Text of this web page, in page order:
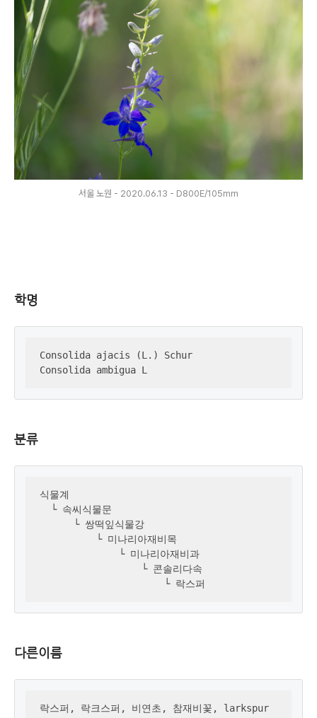
서울 노원 - 2020.06.13 - D800E/105mm
학명
Consolida ajacis (L.) Schur
Consolida ambigua L
분류
식물계
  └ 속씨식물문
      └ 쌍떡잎식물강
          └ 미나리아재비목
              └ 미나리아재비과
                  └ 콘솔리다속
                      └ 락스퍼
다른이름
락스퍼, 락크스퍼, 비연초, 참재비꽃, larkspur